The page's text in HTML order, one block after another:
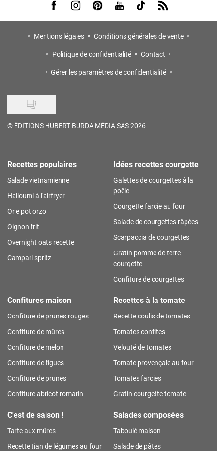
Visit us on Facebook
Visit us on Instagram
Visit us on Pinterest
Visit us on Youtube
Visit us on Tiktok
Visit us on Rss
Mentions légales
Conditions générales de vente
Politique de confidentialité
Contact
Gérer les paramètres de confidentialité
© ÉDITIONS HUBERT BURDA MÉDIA SAS 2026
Recettes populaires
Salade vietnamienne
Halloumi à l'airfryer
One pot orzo
Oignon frit
Overnight oats recette
Campari spritz
Idées recettes courgette
Galettes de courgettes à la
poêle
Courgette farcie au four
Salade de courgettes râpées
Scarpaccia de courgettes
Gratin pomme de terre
courgette
Confiture de courgettes
Confitures maison
Confiture de prunes rouges
Confiture de mûres
Confiture de melon
Confiture de figues
Confiture de prunes
Confiture abricot romarin
Recettes à la tomate
Recette coulis de tomates
Tomates confites
Velouté de tomates
Tomate provençale au four
Tomates farcies
Gratin courgette tomate
C'est de saison !
Tarte aux mûres
Recette tian de légumes au four
Salades composées
Taboulé maison
Salade de pâtes